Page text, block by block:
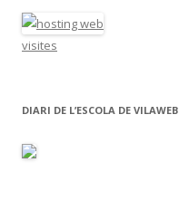
visites
DIARI DE L’ESCOLA DE VILAWEB